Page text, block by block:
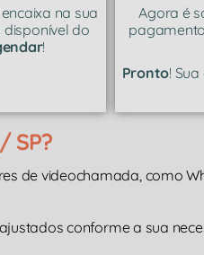
na sua
do
!
Agora é
Pronto!
SP?
de videochamada, como
conforme a sua